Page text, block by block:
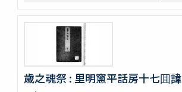
歳之魂祭 : 里明窻平話房十七囬諱